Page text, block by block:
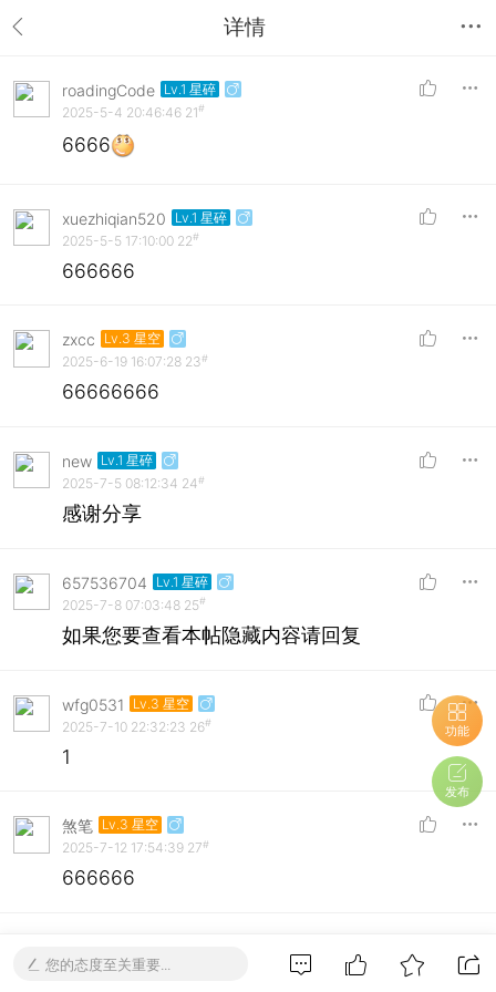
详情
roadingCode Lv.1 星碎
2025-5-4 20:46:46 21#
6666
xuezhiqian520
Lv.1 星碎
2025-5-5 17:10:00 22#
666666
zxcc
Lv.3 星空
2025-6-19 16:07:28 23#
66666666
new Lv.1 星碎
2025-7-5 08:12:34 24#
感谢分享
657536704
Lv.1 星碎
2025-7-8 07:03:48 25#
如果您要查看本帖隐藏内容请回复
wfg0531
Lv.3 星空
2025-7-10 22:32:23 26#
1
煞笔 Lv.3 星空
2025-7-12 17:54:39 27#
666666
2025-7-17 09:10:16
您的态度至关重要...
功能
发布